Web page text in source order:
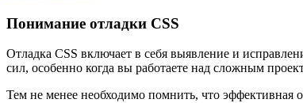
Понимание отладки CSS
Отладка CSS включает в себя выявление и
сил, особенно когда вы работаете над сложным
Тем не менее необходимо помнить, что эффективная